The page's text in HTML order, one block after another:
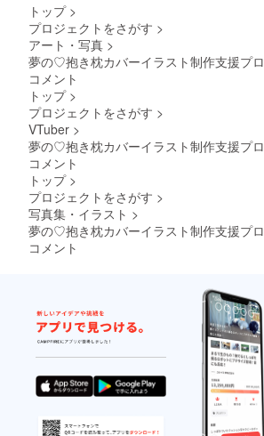
トップ >
プロジェクトをさがす >
アート・写真 >
夢の♡抱き枕カバーイラスト制作支援プ
コメント
トップ >
プロジェクトをさがす >
VTuber >
夢の♡抱き枕カバーイラスト制作支援プ
コメント
トップ >
プロジェクトをさがす >
写真集・イラスト >
夢の♡抱き枕カバーイラスト制作支援プ
コメント